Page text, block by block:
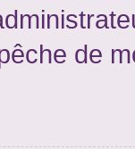
de